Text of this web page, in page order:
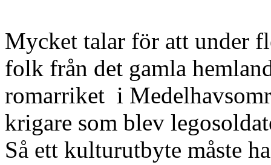
Mycket talar för att under
folk från det gamla
romarriket i
krigare som blev
Så ett kulturutbyte måste